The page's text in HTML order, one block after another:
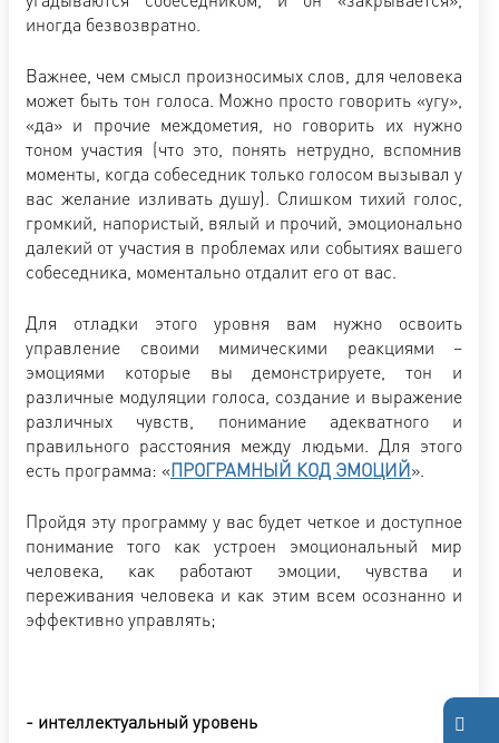
иногда безвозвратно.
Важнее, чем смысл произносимых слов, для человека
может быть тон голоса. Можно просто говорить «угу»,
«да» и прочие междометия, но говорить их нужно
тоном участия (что это, понять нетрудно, вспомнив
моменты, когда собеседник только голосом вызывал у
вас желание изливать душу). Слишком тихий голос,
громкий, напористый, вялый и прочий, эмоционально
далекий от участия в проблемах или событиях вашего
собеседника, моментально отдалит его от вас.
Для отладки этого уровня вам нужно освоить
управление своими мимическими реакциями –
эмоциями которые вы демонстрируете, тон и
различные модуляции голоса, создание и выражение
различных чувств, понимание адекватного и
правильного расстояния между людьми. Для этого
есть программа: «ПРОГРАМНЫЙ КОД ЭМОЦИЙ».
Пройдя эту программу у вас будет четкое и доступное
понимание того как устроен эмоциональный мир
человека, как работают эмоции, чувства и
переживания человека и как этим всем осознанно и
эффективно управлять;
- интеллектуальный уровень